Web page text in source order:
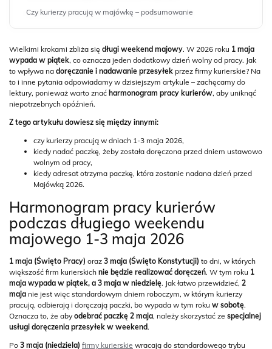
Czy kurierzy pracują w majówkę – podsumowanie
Wielkimi krokami zbliża się długi weekend majowy. W 2026 roku 1 maja
wypada w piątek, co oznacza jeden dodatkowy dzień wolny od pracy. Jak
to wpływa na doręczanie i nadawanie przesyłek przez firmy kurierskie? Na
to i inne pytania odpowiadamy w dzisiejszym artykule – zachęcamy do
lektury, ponieważ warto znać harmonogram pracy kurierów, aby uniknąć
niepotrzebnych opóźnień.
Z tego artykułu dowiesz się między innymi:
czy kurierzy pracują w dniach 1-3 maja 2026,
kiedy nadać paczkę, żeby została doręczona przed dniem ustawowo
wolnym od pracy,
kiedy adresat otrzyma paczkę, która zostanie nadana dzień przed
Majówką 2026.
Harmonogram pracy kurierów
podczas długiego weekendu
majowego 1-3 maja 2026
1 maja (Święto Pracy) oraz 3 maja (Święto Konstytucji) to dni, w których
większość firm kurierskich nie będzie realizować doręczeń. W tym roku 1
maja wypada w piątek, a 3 maja w niedzielę. Jak łatwo przewidzieć, 2
maja nie jest więc standardowym dniem roboczym, w którym kurierzy
pracują, odbierają i doręczają paczki, bo wypada w tym roku w sobotę.
Oznacza to, że aby odebrać paczkę 2 maja, należy skorzystać ze specjalnej
usługi doręczenia przesyłek w weekend.
Po 3 maja (niedziela) firmy kurierskie wracają do standardowego trybu